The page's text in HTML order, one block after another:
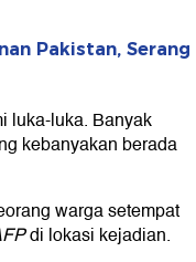
Pakistan, Serang
luka-luka. Banyak
kebanyakan berada
warga setempat
di lokasi kejadian.